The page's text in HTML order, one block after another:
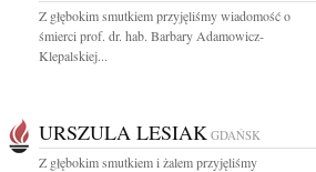
Z głębokim smutkiem przyjęliśmy wiadomość o
śmierci prof. dr. hab. Barbary Adamowicz-
Klepalskiej...
URSZULA LESIAK GDAŃSK
Z głębokim smutkiem i żalem przyjęliśmy